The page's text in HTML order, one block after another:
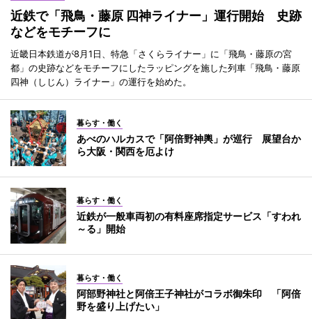
近鉄で「飛鳥・藤原 四神ライナー」運行開始 史跡
などをモチーフに
近畿日本鉄道が8月1日、特急「さくらライナー」に「飛鳥・藤原の宮
都」の史跡などをモチーフにしたラッピングを施した列車「飛鳥・藤原
四神（しじん）ライナー」の運行を始めた。
暮らす・働く
あべのハルカスで「阿倍野神輿」が巡行 展望台か
ら大阪・関西を厄よけ
暮らす・働く
近鉄が一般車両初の有料座席指定サービス「すわれ
～る」開始
暮らす・働く
阿部野神社と阿倍王子神社がコラボ御朱印 「阿倍
野を盛り上げたい」